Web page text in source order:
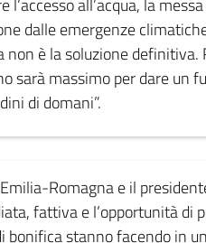
l’accesso all’acqua, la
dalle emergenze
non è la soluzione
sarà massimo per dare un
di domani”.
Romagna e il
fattiva e l’opportunità di
bonifica stanno facendo in